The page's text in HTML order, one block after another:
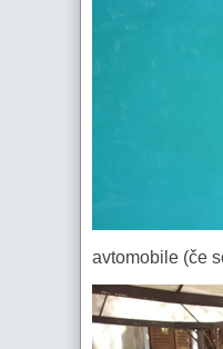
avtomobile (če